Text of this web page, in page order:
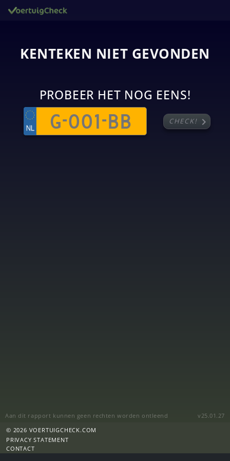
KENTEKEN NIET GEVONDEN
PROBEER HET NOG EENS!
CHECK! chevron_right
Aan dit rapport kunnen geen rechten worden ontleend
v25.01.27
© 2026 VOERTUIGCHECK.COM
PRIVACY STATEMENT
CONTACT